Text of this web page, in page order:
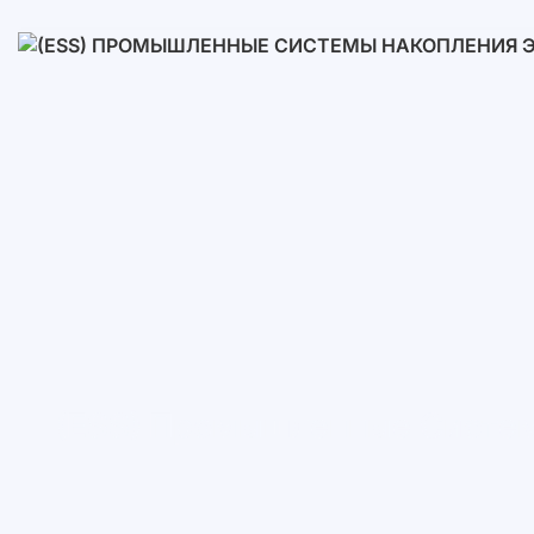
Низковольтные